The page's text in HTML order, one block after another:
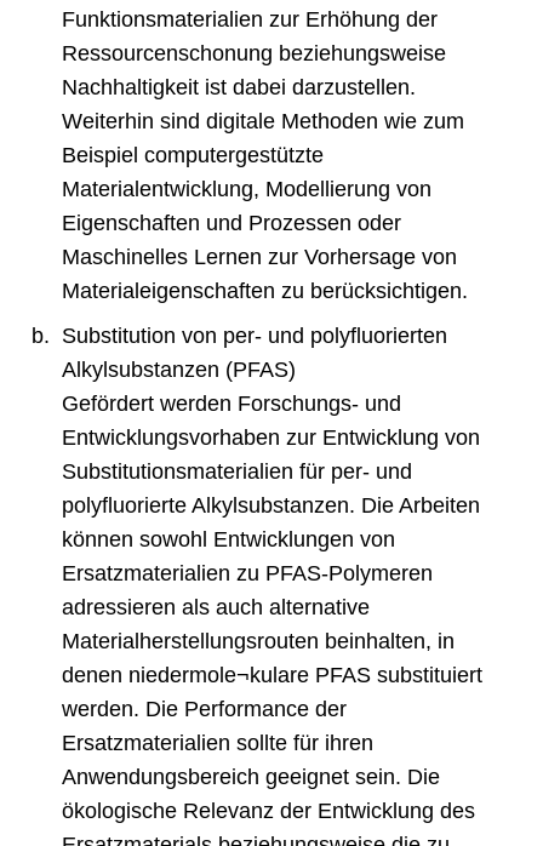
Funktionsmaterialien zur Erhöhung der
Ressourcenschonung beziehungsweise
Nachhaltigkeit ist dabei darzustellen.
Weiterhin sind digitale Methoden wie zum
Beispiel computergestützte
Materialentwicklung, Modellierung von
Eigenschaften und Prozessen oder
Maschinelles Lernen zur Vorhersage von
Materialeigenschaften zu berücksichtigen.
Substitution von per- und polyfluorierten
Alkylsubstanzen (PFAS)
Gefördert werden Forschungs- und
Entwicklungsvorhaben zur Entwicklung von
Substitutionsmaterialien für per- und
polyfluorierte Alkylsubstanzen. Die Arbeiten
können sowohl Entwicklungen von
Ersatzmaterialien zu PFAS-Polymeren
adressieren als auch alternative
Materialherstellungsrouten beinhalten, in
denen niedermole¬kulare PFAS substituiert
werden. Die Performance der
Ersatzmaterialien sollte für ihren
Anwendungsbereich geeignet sein. Die
ökologische Relevanz der Entwicklung des